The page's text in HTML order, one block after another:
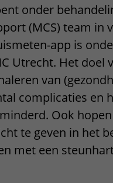
patiëntgegevens
onder
(MCS) team in
app is
Utrecht. Het doel
van
complicaties en
Ook
te geven in het
met een